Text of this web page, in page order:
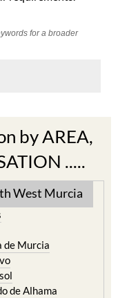
for a broader
by AREA,
.....
West Murcia
de Murcia
de Alhama